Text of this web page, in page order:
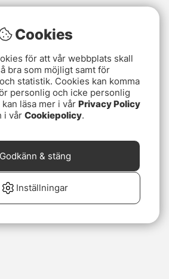
Cookies
för att vår webbplats skall
bra som möjligt samt för
statistik. Cookies kan komma
personlig och icke personlig
läsa mer i vår Privacy Policy
i vår Cookiepolicy.
Inställningar
Godkänn & stäng